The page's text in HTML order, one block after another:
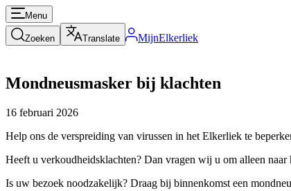
Menu
Zoeken Translate MijnElkerliek
Mondneusmasker bij klachten
16 februari 2026
Help ons de verspreiding van virussen in het Elkerliek te
Heeft u verkoudheidsklachten? Dan vragen wij u om alleen
Is uw bezoek noodzakelijk? Draag bij binnenkomst een